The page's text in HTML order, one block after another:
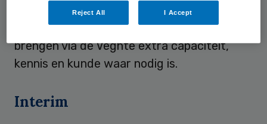
ons netwerk van gespecialiseerde associés.
Zo’n 250 interim- en projectmanagers,
brengen via de Veghte extra capaciteit,
kennis en kunde waar nodig is.
Interim
Reject All I Accept